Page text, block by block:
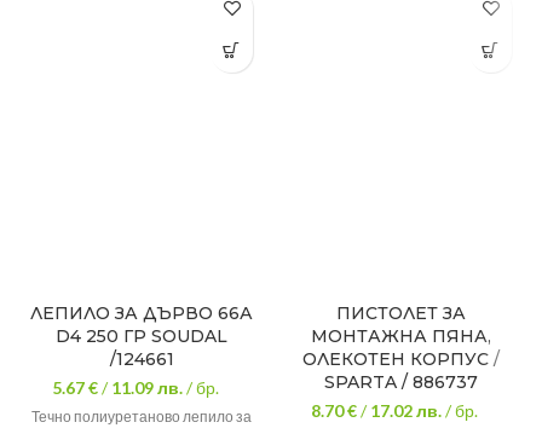
ЛЕПИЛО ЗА ДЪРВО 66А
D4 250 ГР SOUDAL
/124661
5.67 €/11.09лв./ бр.
Течно полиуретаново лепило за
ПИСТОЛЕТ ЗА
МОНТАЖНА ПЯНА,
ОЛЕКОТЕН КОРПУС /
SPARTA / 886737
8.70 €/17.02лв./ бр.